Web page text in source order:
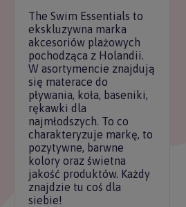
The Swim Essentials to
ekskluzywna marka
akcesoriów plażowych
pochodząca z Holandii.
W asortymencie znajdują
się materace do
pływania, koła, baseniki,
rękawki dla
najmłodszych. To co
charakteryzuje markę, to
pozytywne, barwne
kolory oraz świetna
jakość produktów. Każdy
znajdzie tu coś dla
siebie!